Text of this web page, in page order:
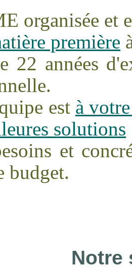
organisée et
première
22 années
est à
solutions
et
budget.
Notre